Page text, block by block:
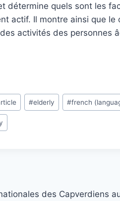
détermine quels sont les
actif. Il montre ainsi que le
des activités des personnes
#elderly #french
des Capverdiens